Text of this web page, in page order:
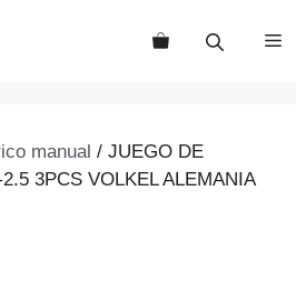
manual / JUEGO DE
3PCS VOLKEL ALEMANIA